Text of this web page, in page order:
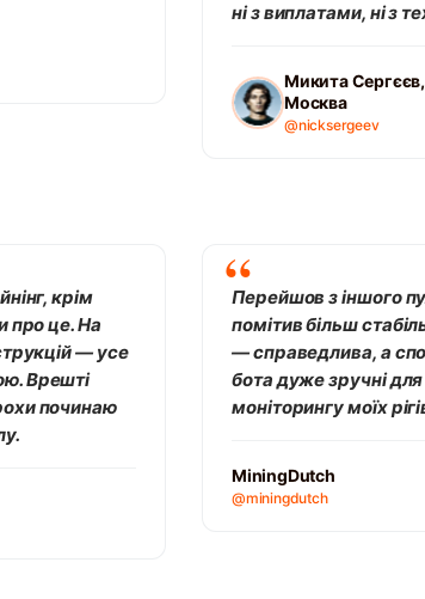
ні з виплатами, ні з
Микита Сергєєв,
Москва
@nicksergeev
крім
про це. На
— усе
Врешті
починаю
Перейшов з іншого
помітив більш
— справедлива, а
бота дуже зручні
моніторингу моїх
MiningDutch
@miningdutch